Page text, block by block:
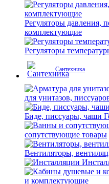
Регуляторы давления,
комплектующие
Регуляторы
Сантехника
для унитазов,
Биде, писсуары, чаши
сопутствующие товары
Вентиляторы,
и комплектующие